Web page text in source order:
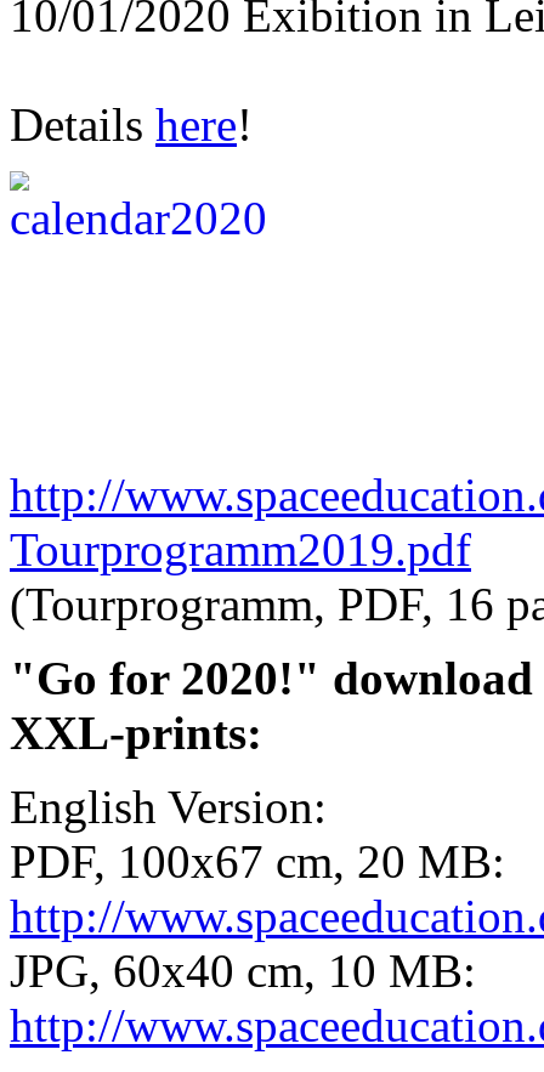
10/01/2020 Exibition in
Details here!
http://
Tourprogramm2019.pdf
(Tourprogramm, PDF, 16
"Go for 2020!"
XXL-prints:
English Version:
PDF, 100x67 cm, 20 MB:
http://
JPG, 60x40 cm, 10 MB:
http://